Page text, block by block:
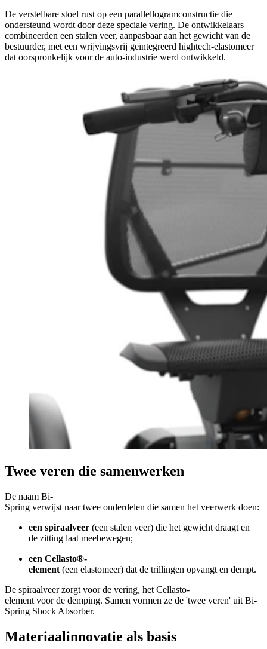
De verstelbare stoel rust op een parallellogramconstructie die
ondersteund wordt door deze speciale vering. De ontwikkelaars
combineerden een stalen veer, aanpasbaar aan het gewicht van de
bestuurder, met een wrijvingsvrij geïntegreerd hightech-elastomeer
dat oorspronkelijk voor de auto-industrie werd ontwikkeld.
Twee veren die samenwerken
De naam Bi-
Spring verwijst naar twee onderdelen die samen het veerwerk doen:
een spiraalveer (een stalen veer) die het gewicht draagt en
de zitting laat meebewegen;
een Cellasto®-
element (een elastomeer) dat de trillingen opvangt en dempt.
De spiraalveer zorgt voor de vering, het Cellasto-
element voor de demping. Samen vormen ze de 'twee veren' uit Bi-
Spring Shock Absorber.
Materiaalinnovatie als basis